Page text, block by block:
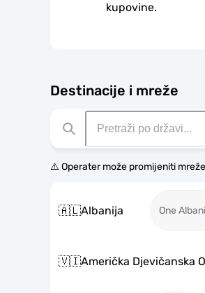
kupovine.
Destinacije i mreže
⚠️ Operater može promijeniti
🇦🇱Albanija One
🇻🇮Američka Djevičanska